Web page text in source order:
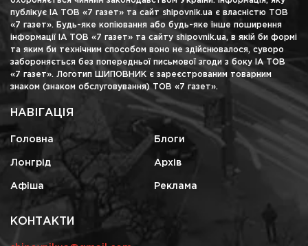
публікує ІА ТОВ «7 газет» та сайт shipovnik.ua є власністю ТОВ
«7 газет». Будь-яке копіювання або будь-яке інше поширення
інформації ІА ТОВ «7 газет» та сайту shipovnik.ua, в якій би формі
та яким би технічним способом воно не здійснювалося, суворо
забороняється без попередньої письмової згоди з боку ІА ТОВ
«7 газет». Логотип ШИПОВНИК є зареєстрованим товарним
знаком (знаком обслуговування) ТОВ «7 газет».
НАВІГАЦІЯ
Головна Блоги
Лонгрід Архів
Афіша Реклама
КОНТАКТИ